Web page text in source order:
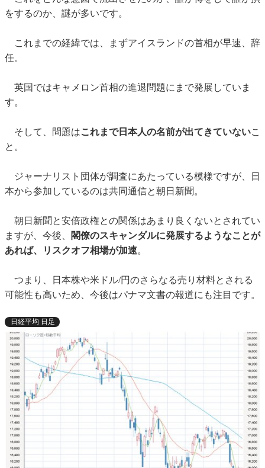
をするのか、謎が多いです。
これまでの経緯では、まずアイスランドの首相が早速、辞
任。
英国ではキャメロン首相の進退問題にまで発展していま
す。
そして、問題はこれまで日本人の名前が出てきていないこ
と。
ジャーナリスト団体が調査にあたっている模様ですが、日
本から参加しているのは共同通信と朝日新聞。
朝日新聞と安倍政権との関係はあまり良くないとされてい
ますが、今後、
閣僚のスキャンダルに発展するようなことが
あれば、リスクオフ相場が加速。
つまり、日本株や米ドル/円のさらなる売り材料とされる
可能性も高いため、今後はパナマ文書の報道にも注目です。
日経平均 日足